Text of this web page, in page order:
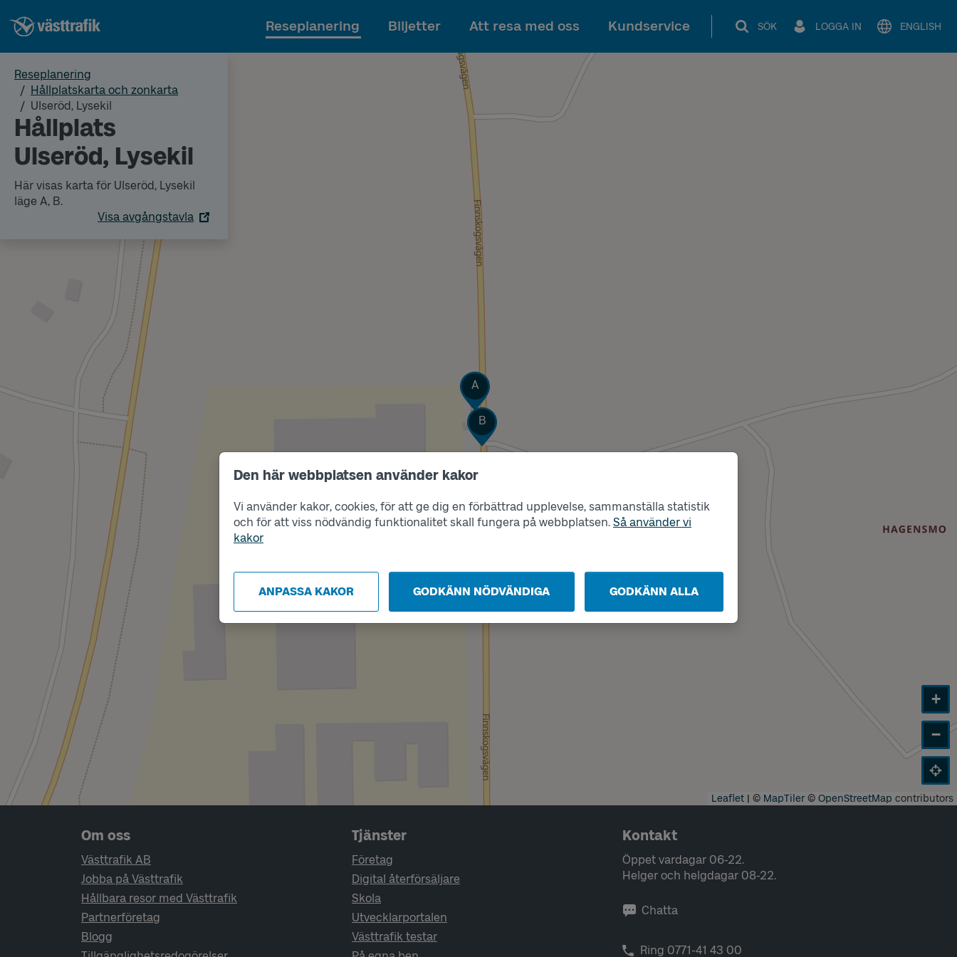
Den här webbplatsen använder kakor
Vi använder kakor, cookies, för att ge dig en förbättrad upplevelse, sammanställa statistik
och för att viss nödvändig funktionalitet skall fungera på webbplatsen. Så använder vi
kakor
ANPASSA KAKOR GODKÄNN NÖDVÄNDIGA GODKÄNN ALLA
Till innehållet
Reseplanering Biljetter Att resa med oss Kundservice SÖK LOGGA IN ENGLISH
Reseplanering
Hållplatskarta och zonkarta
Ulseröd, Lysekil
Hållplats
Ulseröd, Lysekil
Här visas karta för Ulseröd, Lysekil
läge A, B.
Visa avgångstavla
Läge
A
Läge
B
+
−
Leaflet | © MapTiler© OpenStreetMap contributors
Sidfotsnavigering
Om oss
Västtrafik AB
Jobba på Västtrafik
Hållbara resor med Västtrafik
Partnerföretag
Blogg
Tjänster
Företag
Digital återförsäljare
Skola
Utvecklarportalen
Västtrafik testar
Kontakt
Öppet vardagar 06-22.
Helger och helgdagar 08-22.
Chatta
Ring 0771-41 43 00